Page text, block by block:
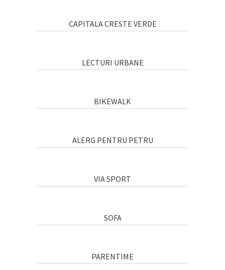
CAPITALA CRESTE VERDE
LECTURI URBANE
BIKEWALK
ALERG PENTRU PETRU
VIA SPORT
SOFA
PARENTIME